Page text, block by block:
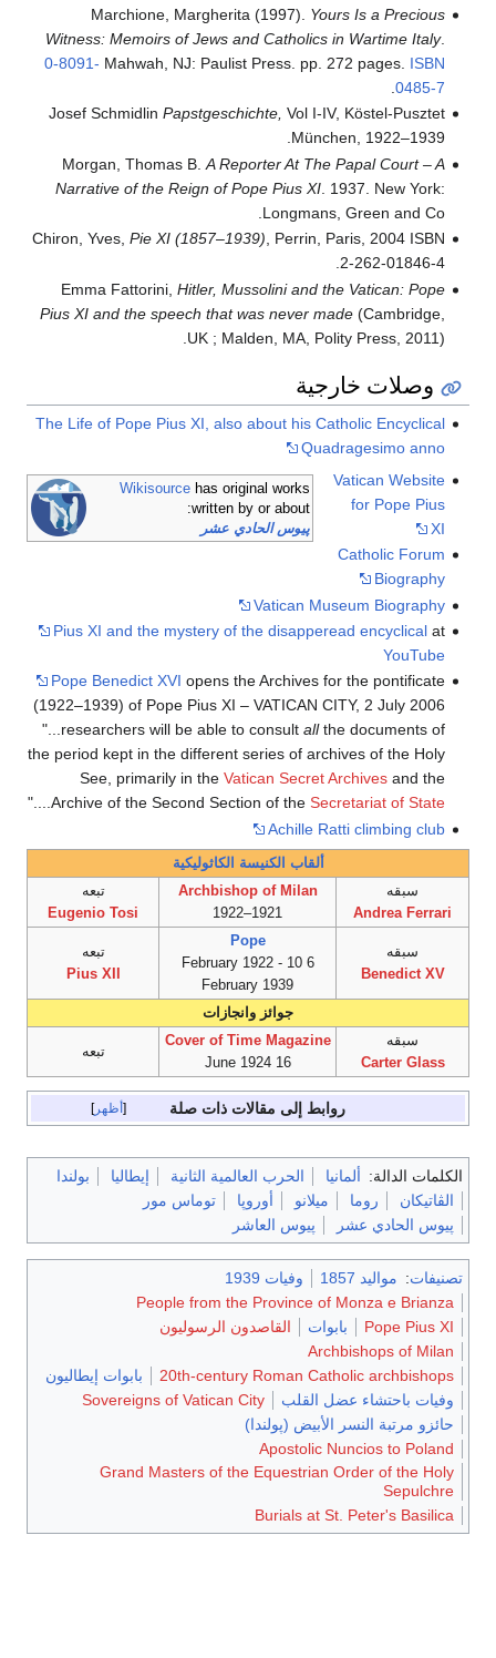
Marchione, Margherita (1997). Yours Is a Precious
Witness: Memoirs of Jews and Catholics in Wartime Italy.
Mahwah, NJ: Paulist Press. pp. 272 pages. ISBN
0-8091-
0485-7
Josef Schmidlin Papstgeschichte, Vol I-IV, Köstel-Pusztet
München, 1922–1939.
Morgan, Thomas B. A Reporter At The Papal Court – A
Narrative of the Reign of Pope Pius XI. 1937. New York:
Longmans, Green and Co.
Chiron, Yves, Pie XI (1857–1939), Perrin, Paris, 2004 ISBN
2-262-01846-4.
Emma Fattorini, Hitler, Mussolini and the Vatican: Pope
Pius XI and the speech that was never made(Cambridge,
UK ; Malden, MA, Polity Press, 2011).
وصلات خارجية
The Life of Pope Pius XI, also about his Catholic Encyclical
Quadragesimo anno
Wikisourcehas original works
written by or about:
پيوس الحادي عشر
Vatican Website
for Pope Pius
XI
Catholic Forum
Biography
Vatican Museum Biography
Pius XI and the mystery of the disapperead encyclicalat
YouTube
Pope Benedict XVI opens the Archives for the pontificate
(1922–1939) of Pope Pius XI – VATICAN CITY, 2 July 2006
"...researchers will be able to consult allthe documents of
the period kept in the different series of archives of the Holy
See, primarily in the Vatican Secret Archivesand the
Archive of the Second Section of the Secretariat of State
...."
Achille Ratti climbing club
ألقاب الكنيسة الكاثوليكية
سبقه
Andrea Ferrari
Archbishop of Milan
1921–1922
تبعه
Eugenio Tosi
سبقه
Benedict XV
Pope
6 February 1922 - 10
February 1939
تبعه
Pius XII
جوائز وانجازات
سبقه
Carter Glass
Cover of Time Magazine
16 June 1924
تبعه
أظهر روابط إلى مقالات ذات صلة
الكلمات الدالة: ألمانيا الحرب العالمية الثانية إيطاليا
بولندا
الڤاتيكان
روما ميلانو أوروپا
توماس مور
پيوس الحادي عشر
پيوس العاشر
تصنيفات: مواليد 1857
وفيات 1939
People from the Province of Monza e Brianza
Pope Pius XI
بابوات
القاصدون الرسوليون
Archbishops of Milan
20th-century Roman Catholic archbishops
بابوات إيطاليون
وفيات باحتشاء عضل القلب
Sovereigns of Vatican City
حائزو مرتبة النسر الأبيض (پولندا)
Apostolic Nuncios to Poland
Grand Masters of the Equestrian Order of the Holy
Sepulchre
Burials at St. Peter's Basilica